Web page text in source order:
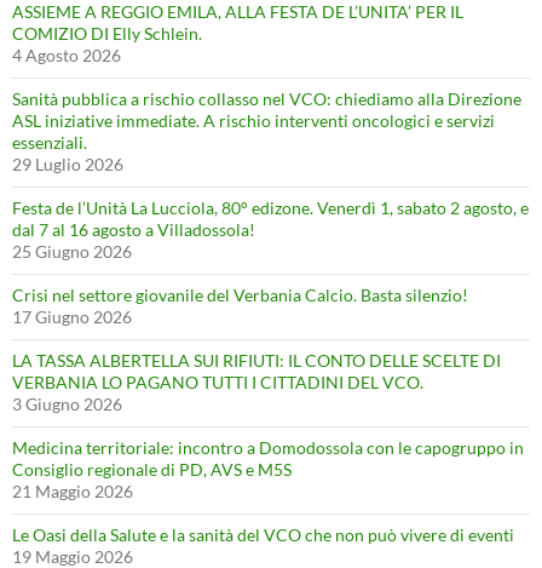
ASSIEME A REGGIO EMILA, ALLA FESTA DE L’UNITA’ PER IL
COMIZIO DI Elly Schlein.
4 Agosto 2026
Sanità pubblica a rischio collasso nel VCO: chiediamo alla Direzione
ASL iniziative immediate. A rischio interventi oncologici e servizi
essenziali.
29 Luglio 2026
Festa de l’Unità La Lucciola, 80° edizone. Venerdì 1, sabato 2 agosto, e
dal 7 al 16 agosto a Villadossola!
25 Giugno 2026
Crisi nel settore giovanile del Verbania Calcio. Basta silenzio!
17 Giugno 2026
LA TASSA ALBERTELLA SUI RIFIUTI: IL CONTO DELLE SCELTE DI
VERBANIA LO PAGANO TUTTI I CITTADINI DEL VCO.
3 Giugno 2026
Medicina territoriale: incontro a Domodossola con le capogruppo in
Consiglio regionale di PD, AVS e M5S
21 Maggio 2026
Le Oasi della Salute e la sanità del VCO che non può vivere di eventi
19 Maggio 2026